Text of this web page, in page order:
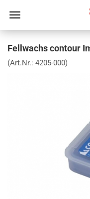
Fellwachs contour
(Art.Nr.: 4205-000)